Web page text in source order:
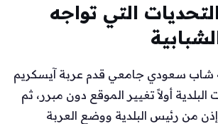
التي تواجه
شاب سعودي جامعي قدم عربة آيسكريم
أولاً تغيير الموقع دون مبرر، ثم
من رئيس البلدية ووضع العربة